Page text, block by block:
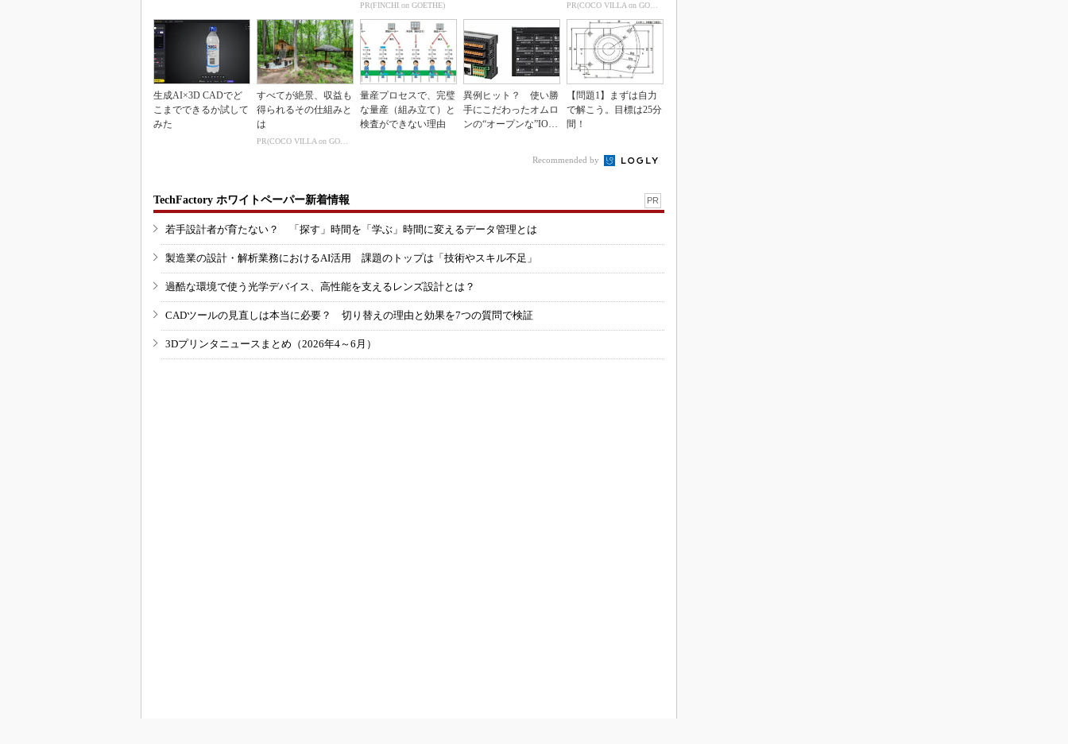
PR(FINCHI on GOETHE) PR(COCO VILLA on GOETHE)
生成AI×3D CADでど
こまでできるか試して
みた
すべてが絶景、収益も
得られるその仕組みと
は
PR(COCO VILLA on GOETHE)
量産プロセスで、完璧
な量産（組み立て）と
検査ができない理由
異例ヒット？ 使い勝
手にこだわったオムロ
ンの“オープンな”IO-L
【問題1】まずは自力
で解こう。目標は25分
間！
Recommended by
TechFactory ホワイトペーパー新着情報 PR
若手設計者が育たない？ 「探す」時間を「学ぶ」時間に変えるデータ管理とは
製造業の設計・解析業務におけるAI活用 課題のトップは「技術やスキル不足」
過酷な環境で使う光学デバイス、高性能を支えるレンズ設計とは？
CADツールの見直しは本当に必要？ 切り替えの理由と効果を7つの質問で検証
3Dプリンタニュースまとめ（2026年4～6月）